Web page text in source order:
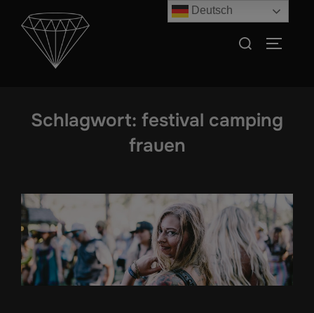
Inhalt
springen
Suchen
Schlagwort: festival camping
frauen
Deutsch